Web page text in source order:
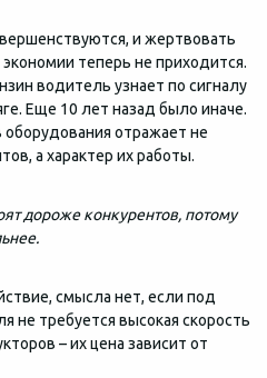
и жертвовать
теперь не приходится.
водитель узнает по сигналу
Еще 10 лет назад было иначе.
отражает не
а характер их работы.
дороже конкурентов, потому
смысла нет, если под
не требуется высокая скорость
– их цена зависит от